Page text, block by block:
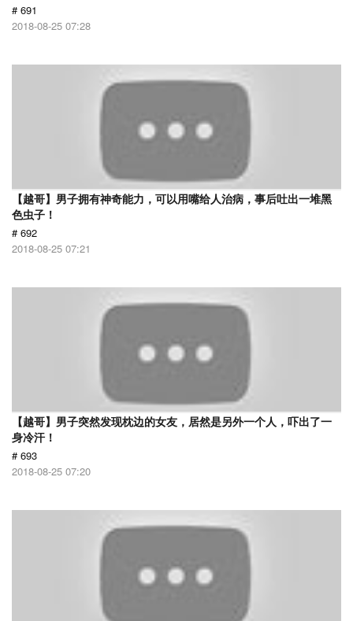
# 691
2018-08-25 07:28
【越哥】男子拥有神奇能力，可以用嘴给人治病，事后吐出一堆黑
色虫子！
# 692
2018-08-25 07:21
【越哥】男子突然发现枕边的女友，居然是另外一个人，吓出了一
身冷汗！
# 693
2018-08-25 07:20